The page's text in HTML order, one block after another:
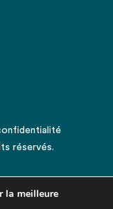
réservés.
la meilleure